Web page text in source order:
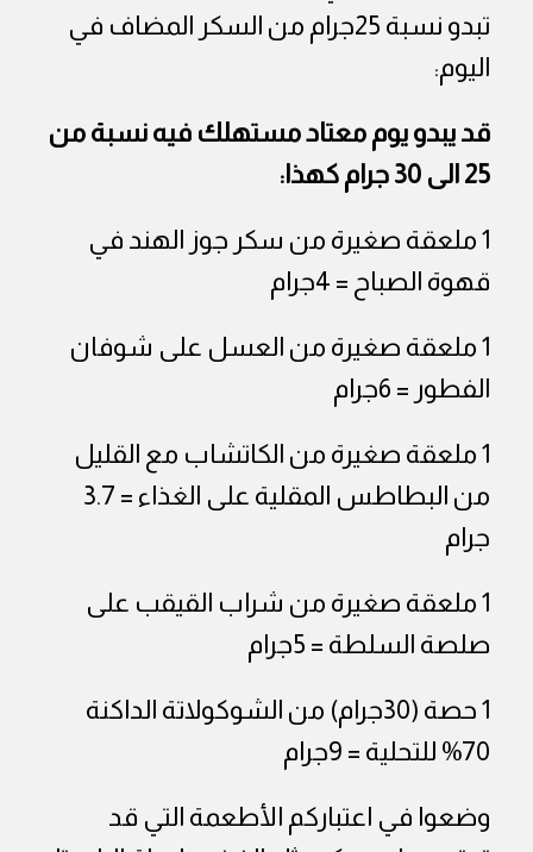
تبدو نسبة 25جرام من السكر المضاف في
اليوم:
قد يبدو يوم معتاد مستهلك فيه نسبة من
25 الى 30 جرام كهذا:
1 ملعقة صغيرة من سكر جوز الهند في
قهوة الصباح = 4جرام
1 ملعقة صغيرة من العسل على شوفان
الفطور = 6جرام
1 ملعقة صغيرة من الكاتشاب مع القليل
من البطاطس المقلية على الغذاء = 3.7
جرام
1 ملعقة صغيرة من شراب القيقب على
صلصة السلطة = 5جرام
1 حصة (30جرام) من الشوكولاتة الداكنة
70% للتحلية = 9جرام
وضعوا في اعتباركم الأطعمة التي قد